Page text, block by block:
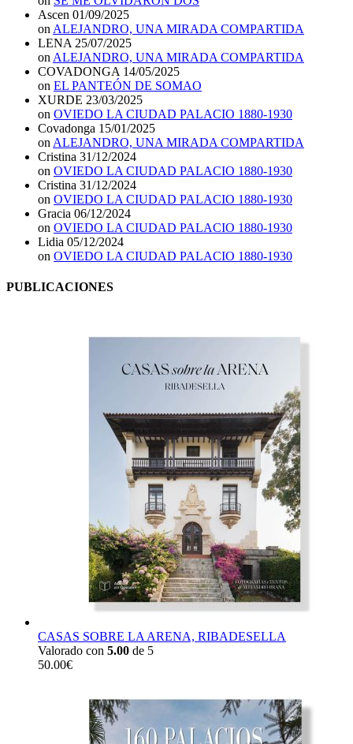
Ascen 01/09/2025
on ALEJANDRO, UNA MIRADA COMPARTIDA
LENA 25/07/2025
on ALEJANDRO, UNA MIRADA COMPARTIDA
COVADONGA 14/05/2025
on EL PANTEÓN DE SOMAO
XURDE 23/03/2025
on OVIEDO LA CIUDAD PALACIO 1880-1930
Covadonga 15/01/2025
on ALEJANDRO, UNA MIRADA COMPARTIDA
Cristina 31/12/2024
on OVIEDO LA CIUDAD PALACIO 1880-1930
Cristina 31/12/2024
on OVIEDO LA CIUDAD PALACIO 1880-1930
Gracia 06/12/2024
on OVIEDO LA CIUDAD PALACIO 1880-1930
Lidia 05/12/2024
on OVIEDO LA CIUDAD PALACIO 1880-1930
PUBLICACIONES
CASAS SOBRE LA ARENA, RIBADESELLA
Valorado con 5.00 de 5
50.00€